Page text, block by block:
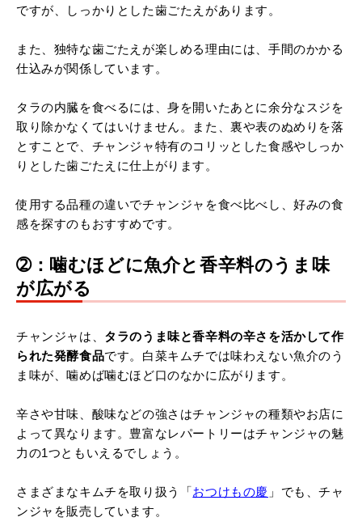
ですが、しっかりとした歯ごたえがあります。
また、独特な歯ごたえが楽しめる理由には、手間のかかる
仕込みが関係しています。
タラの内臓を食べるには、身を開いたあとに余分なスジを
取り除かなくてはいけません。また、裏や表のぬめりを落
とすことで、チャンジャ特有のコリッとした食感やしっか
りとした歯ごたえに仕上がります。
使用する品種の違いでチャンジャを食べ比べし、好みの食
感を探すのもおすすめです。
➁：噛むほどに魚介と香辛料のうま味
が広がる
チャンジャは、 タラのうま味と香辛料の辛さを活かして作
られた発酵食品です。白菜キムチでは味わえない魚介のう
ま味が、噛めば噛むほど口のなかに広がります。
辛さや甘味、酸味などの強さはチャンジャの種類やお店に
よって異なります。豊富なレパートリーはチャンジャの魅
力の1つともいえるでしょう。
さまざまなキムチを取り扱う「おつけもの慶 」でも、チャ
ンジャを販売しています。